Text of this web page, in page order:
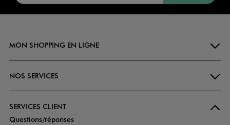
MON SHOPPING EN LIGNE
NOS SERVICES
SERVICES CLIENT
Questions/réponses